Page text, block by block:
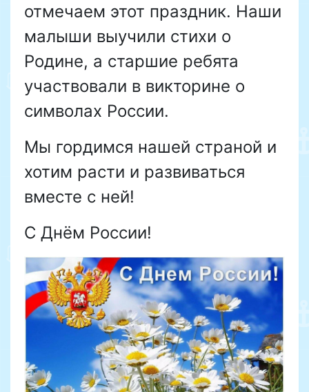
отмечаем этот праздник. Наши
малыши выучили стихи о
Родине, а старшие ребята
участвовали в викторине о
символах России.
Мы гордимся нашей страной и
хотим расти и развиваться
вместе с ней!
С Днём России!